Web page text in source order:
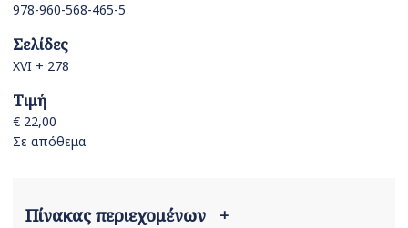
978-960-568-465-5
Σελίδες
XVI + 278
Τιμή
€ 22,00
Σε απόθεμα
Πίνακας περιεχομένων +